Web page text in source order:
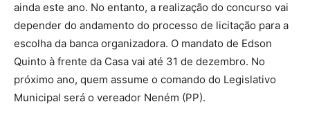
ainda este ano. No entanto, a realização do concurso vai
depender do andamento do processo de licitação para a
escolha da banca organizadora. O mandato de Edson
Quinto à frente da Casa vai até 31 de dezembro. No
próximo ano, quem assume o comando do Legislativo
Municipal será o vereador Neném (PP).